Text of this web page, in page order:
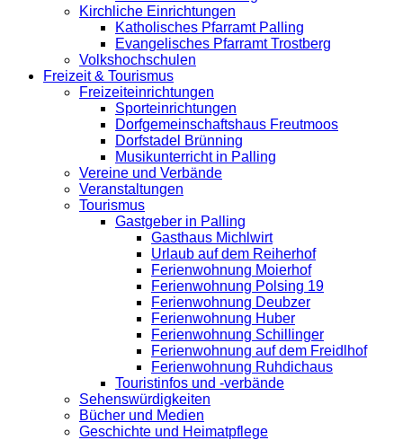
Kirchliche Einrichtungen
Katholisches Pfarramt Palling
Evangelisches Pfarramt Trostberg
Volkshochschulen
Freizeit & Tourismus
Freizeiteinrichtungen
Sporteinrichtungen
Dorfgemeinschaftshaus Freutmoos
Dorfstadel Brünning
Musikunterricht in Palling
Vereine und Verbände
Veranstaltungen
Tourismus
Gastgeber in Palling
Gasthaus Michlwirt
Urlaub auf dem Reiherhof
Ferienwohnung Moierhof
Ferienwohnung Polsing 19
Ferienwohnung Deubzer
Ferienwohnung Huber
Ferienwohnung Schillinger
Ferienwohnung auf dem Freidlhof
Ferienwohnung Ruhdichaus
Touristinfos und -verbände
Sehenswürdigkeiten
Bücher und Medien
Geschichte und Heimatpflege